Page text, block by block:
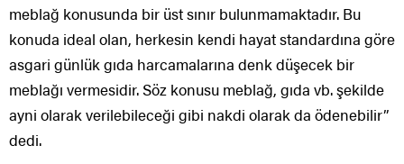
meblağ konusunda bir üst sınır bulunmamaktadır. Bu
konuda ideal olan, herkesin kendi hayat standardına göre
asgari günlük gıda harcamalarına denk düşecek bir
meblağı vermesidir. Söz konusu meblağ, gıda vb. şekilde
ayni olarak verilebileceği gibi nakdi olarak da ödenebilir”
dedi.